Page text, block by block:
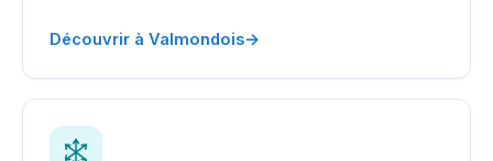
Découvrir à Valmondois→